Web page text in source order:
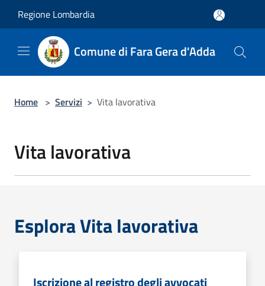
Regione Lombardia
Comune di Fara Gera d'Adda
Home > Servizi > Vita lavorativa
Vita lavorativa
Esplora Vita lavorativa
Iscrizione al registro degli avvocati